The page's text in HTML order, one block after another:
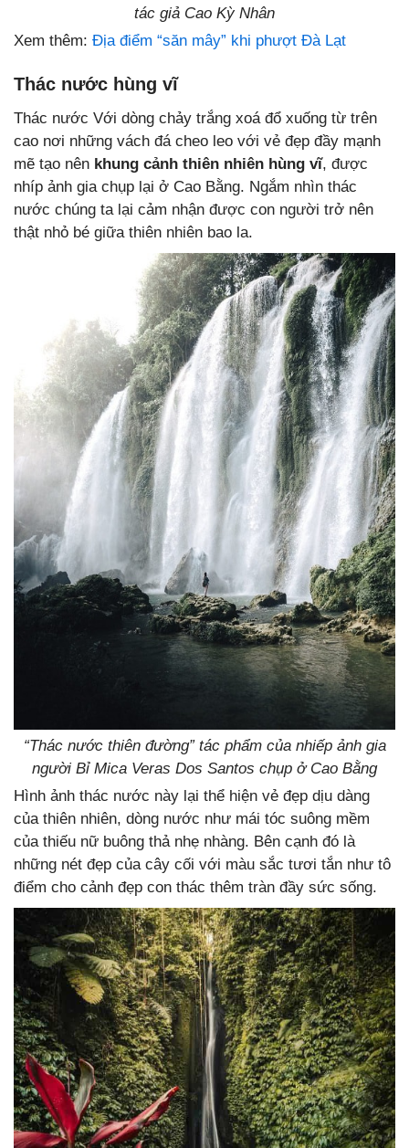
tác giả Cao Kỳ Nhân
Xem thêm: Địa điểm “săn mây” khi phượt Đà Lạt
Thác nước hùng vĩ
Thác nước Với dòng chảy trắng xoá đổ xuống từ trên
cao nơi những vách đá cheo leo với vẻ đẹp đầy mạnh
mẽ tạo nên khung cảnh thiên nhiên hùng vĩ, được
nhíp ảnh gia chụp lại ở Cao Bằng. Ngắm nhìn thác
nước chúng ta lại cảm nhận được con người trở nên
thật nhỏ bé giữa thiên nhiên bao la.
“Thác nước thiên đường” tác phẩm của nhiếp ảnh gia
người Bỉ Mica Veras Dos Santos chụp ở Cao Bằng
Hình ảnh thác nước này lại thể hiện vẻ đẹp dịu dàng
của thiên nhiên, dòng nước như mái tóc suông mềm
của thiếu nữ buông thả nhẹ nhàng. Bên cạnh đó là
những nét đẹp của cây cối với màu sắc tươi tắn như tô
điểm cho cảnh đẹp con thác thêm tràn đầy sức sống.